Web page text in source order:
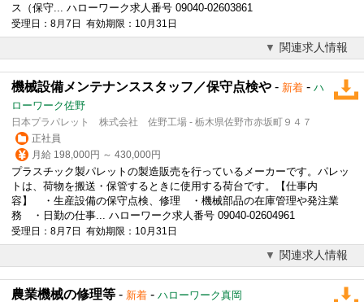
ス（保守... ハローワーク求人番号 09040-02603861
受理日：8月7日 有効期限：10月31日
関連求人情報
機械設備メンテナンススタッフ／保守点検や - 新着 - ハ
ローワーク佐野
日本プラパレット 株式会社 佐野工場 - 栃木県佐野市赤坂町９４７
正社員
月給 198,000円 ～ 430,000円
プラスチック製パレットの製造販売を行っているメーカーです。パレッ
トは、荷物を搬送・保管するときに使用する荷台です。【仕事内
容】 ・生産設備の保守点検、 修理 ・機械部品の在庫管理や発注業
務 ・日勤の仕事... ハローワーク求人番号 09040-02604961
受理日：8月7日 有効期限：10月31日
関連求人情報
農業機械の修理等 - 新着 - ハローワーク真岡